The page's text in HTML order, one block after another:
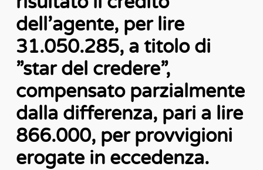
dell’agente, per lire
31.050.285, a titolo di
”star del credere”,
compensato parzialmente
dalla differenza, pari a lire
866.000, per provvigioni
erogate in eccedenza.